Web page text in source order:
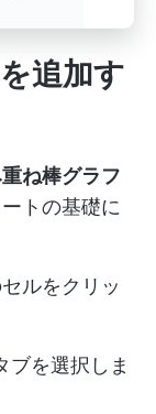
追加す
ね棒グラフ
トの基礎に
ルをクリッ
ブを選択しま